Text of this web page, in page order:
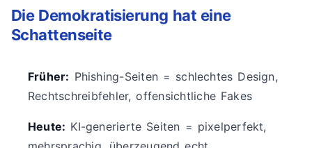
Die Demokratisierung hat eine
Schattenseite
Früher: Phishing-Seiten = schlechtes Design,
Rechtschreibfehler, offensichtliche Fakes
Heute: KI-generierte Seiten = pixelperfekt,